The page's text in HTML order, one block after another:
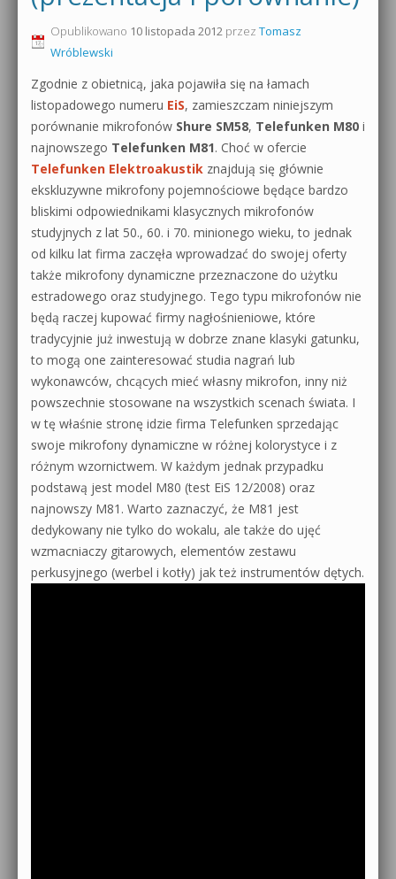
Produkcja muzyczna od podstaw
Sylenth1 od podstaw
Sound Forge od podstaw
Dubstep z syntezatorem Massive
Kontakt 5 Kompendium
Pakiety
0dB.pl - informacje
Materiały dla mediów
Archiwum aktualności
Polityka prywatności
Regulamin
Działanie sklepu internetowego
Wyszukiwanie
Opublikowano 10 listopada 2012 przez Tomasz
Wróblewski
Zgodnie z obietnicą, jaka pojawiła się na łamach
listopadowego numeru EiS, zamieszczam niniejszym
porównanie mikrofonów Shure SM58, Telefunken M80 i
najnowszego Telefunken M81. Choć w ofercie
Telefunken Elektroakustik znajdują się głównie
ekskluzywne mikrofony pojemnościowe będące bardzo
bliskimi odpowiednikami klasycznych mikrofonów
studyjnych z lat 50., 60. i 70. minionego wieku, to jednak
od kilku lat firma zaczęła wprowadzać do swojej oferty
także mikrofony dynamiczne przeznaczone do użytku
estradowego oraz studyjnego. Tego typu mikrofonów nie
będą raczej kupować firmy nagłośnieniowe, które
tradycyjnie już inwestują w dobrze znane klasyki gatunku,
to mogą one zainteresować studia nagrań lub
wykonawców, chcących mieć własny mikrofon, inny niż
powszechnie stosowane na wszystkich scenach świata. I
w tę właśnie stronę idzie firma Telefunken sprzedając
swoje mikrofony dynamiczne w różnej kolorystyce i z
różnym wzornictwem. W każdym jednak przypadku
podstawą jest model M80 (test EiS 12/2008) oraz
najnowszy M81. Warto zaznaczyć, że M81 jest
dedykowany nie tylko do wokalu, ale także do ujęć
wzmacniaczy gitarowych, elementów zestawu
perkusyjnego (werbel i kotły) jak też instrumentów dętych.